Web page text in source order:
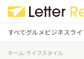
すべてグルメビジネスラ
ホーム›ライフスタイル›